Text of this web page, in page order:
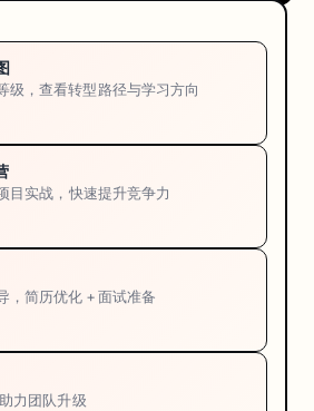
级，查看转型路径与学习方向
目实战，快速提升竞争力
，简历优化 + 面试准备
力团队升级